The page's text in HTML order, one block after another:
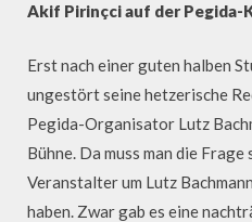
Akif Pirinçci auf der Pegida-
Erst nach einer guten halben
ungestört seine hetzerische
Pegida-Organisator Lutz
Bühne. Da muss man die
Veranstalter um Lutz
haben. Zwar gab es eine